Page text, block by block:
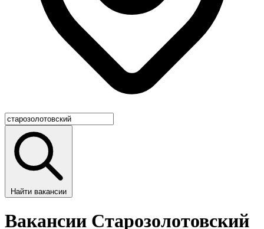
Найти вакансии
Вакансии Старозолотовский